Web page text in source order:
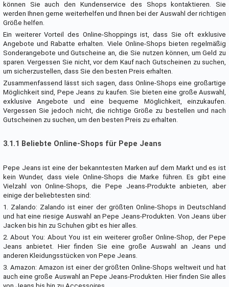
können Sie auch den Kundenservice des Shops kontaktieren. Sie
werden Ihnen gerne weiterhelfen und Ihnen bei der Auswahl der richtigen
Größe helfen.
Ein weiterer Vorteil des Online-Shoppings ist, dass Sie oft exklusive
Angebote und Rabatte erhalten. Viele Online-Shops bieten regelmäßig
Sonderangebote und Gutscheine an, die Sie nutzen können, um Geld zu
sparen. Vergessen Sie nicht, vor dem Kauf nach Gutscheinen zu suchen,
um sicherzustellen, dass Sie den besten Preis erhalten.
Zusammenfassend lässt sich sagen, dass Online-Shops eine großartige
Möglichkeit sind, Pepe Jeans zu kaufen. Sie bieten eine große Auswahl,
exklusive Angebote und eine bequeme Möglichkeit, einzukaufen.
Vergessen Sie jedoch nicht, die richtige Größe zu bestellen und nach
Gutscheinen zu suchen, um den besten Preis zu erhalten.
3.1.1 Beliebte Online-Shops für Pepe Jeans
Pepe Jeans ist eine der bekanntesten Marken auf dem Markt und es ist
kein Wunder, dass viele Online-Shops die Marke führen. Es gibt eine
Vielzahl von Online-Shops, die Pepe Jeans-Produkte anbieten, aber
einige der beliebtesten sind:
1. Zalando: Zalando ist einer der größten Online-Shops in Deutschland
und hat eine riesige Auswahl an Pepe Jeans-Produkten. Von Jeans über
Jacken bis hin zu Schuhen gibt es hier alles.
2. About You: About You ist ein weiterer großer Online-Shop, der Pepe
Jeans anbietet. Hier finden Sie eine große Auswahl an Jeans und
anderen Kleidungsstücken von Pepe Jeans.
3. Amazon: Amazon ist einer der größten Online-Shops weltweit und hat
auch eine große Auswahl an Pepe Jeans-Produkten. Hier finden Sie alles